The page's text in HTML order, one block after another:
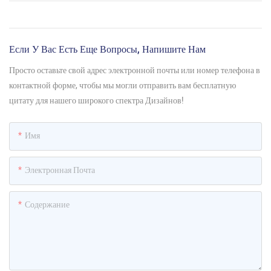
Если У Вас Есть Еще Вопросы, Напишите Нам
Просто оставьте свой адрес электронной почты или номер телефона в
контактной форме, чтобы мы могли отправить вам бесплатную
цитату для нашего широкого спектра Дизайнов!
Имя
Электронная Почта
Содержание